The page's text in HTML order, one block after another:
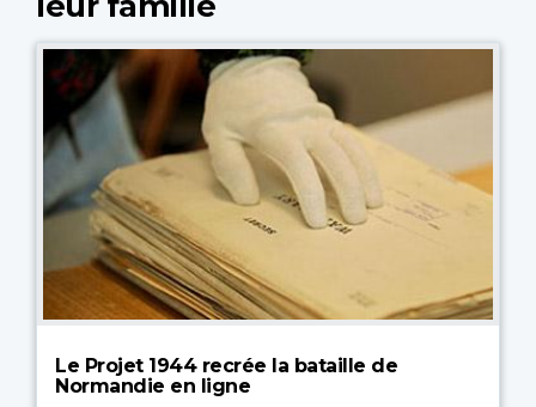
Le Projet 1944 recrée la bataille de
Normandie en ligne